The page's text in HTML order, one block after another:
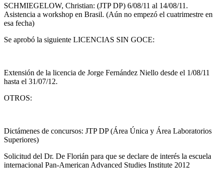
SCHMIEGELOW, Christian: (JTP DP) 6/08/11 al 14/08/11.
Asistencia a workshop en Brasil. (Aún no empezó el cuatrimestre en
esa fecha)
Se aprobó la siguiente LICENCIAS SIN GOCE:
Extensión de la licencia de Jorge Fernández Niello desde el 1/08/11
hasta el 31/07/12.
OTROS:
Dictámenes de concursos: JTP DP (Área Única y Área Laboratorios
Superiores)
Solicitud del Dr. De Florián para que se declare de interés la escuela
internacional Pan-American Advanced Studies Institute 2012